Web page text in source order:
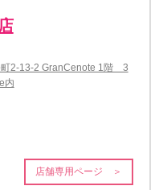
町2-13-2 GranCenote 1階 3
内
店舗専用ページ ＞